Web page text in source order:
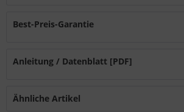
Best-Preis-Garantie
Anleitung / Datenblatt [PDF]
Ähnliche Artikel